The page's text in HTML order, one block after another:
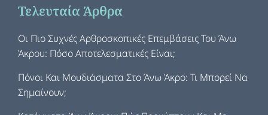
Τελευταία Άρθρα
Οι Πιο Συχνές Αρθροσκοπικές Επεμβάσεις Του Άνω
Άκρου: Πόσο Αποτελεσματικές Είναι;
Πόνοι Και Μουδιάσματα Στο Άνω Άκρο: Τι Μπορεί Να
Σημαίνουν;